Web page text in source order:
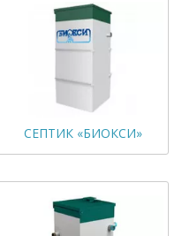
СЕПТИК «БИОКСИ»